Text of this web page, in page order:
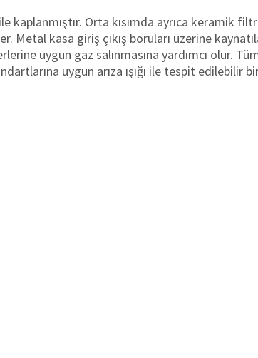
Orta kısımda ayrıca keramik
Metal kasa giriş çıkış boruları üzerine
uygun gaz salınmasına yardımcı olur.
uygun arıza ışığı ile tespit edilebilir